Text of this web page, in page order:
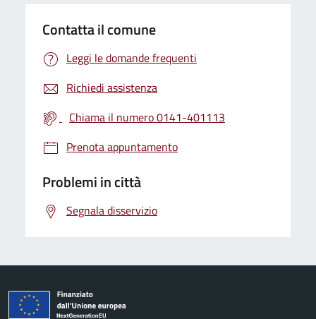
Contatta il comune
Leggi le domande frequenti
Richiedi assistenza
Chiama il numero 0141-401113
Prenota appuntamento
Problemi in città
Segnala disservizio